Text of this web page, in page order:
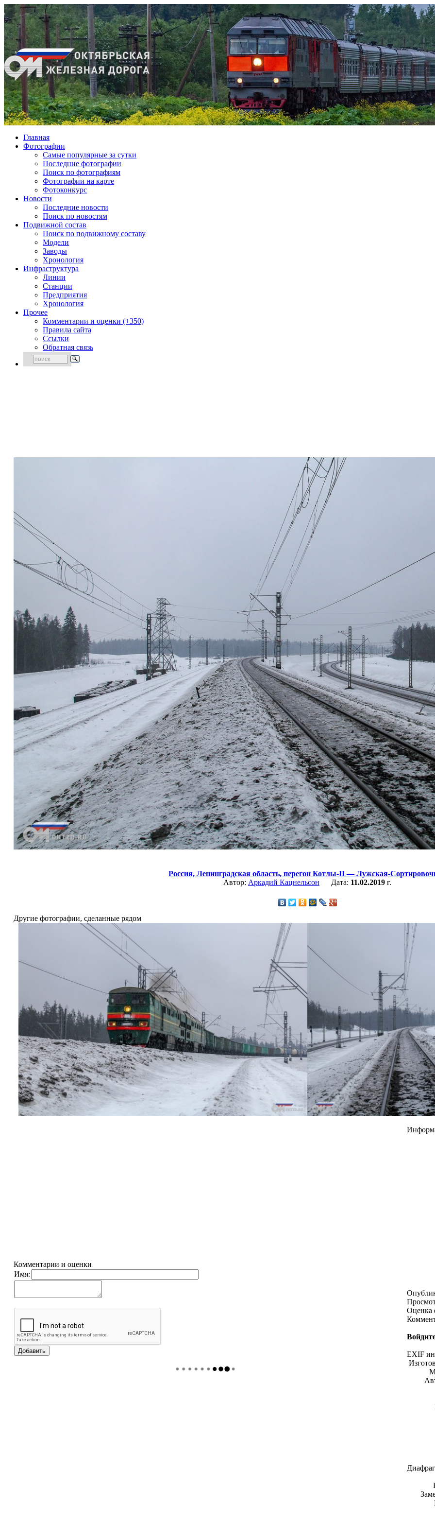
Главная
Фотографии
Cамые популярные за сутки
Последние фотографии
Поиск по фотографиям
Фотографии на карте
Фотоконкурс
Новости
Последние новости
Поиск по новостям
Подвижной состав
Поиск по подвижному составу
Модели
Заводы
Хронология
Инфраструктура
Линии
Станции
Предприятия
Хронология
Прочее
Комментарии и оценки (+350)
Правила сайта
Ссылки
Обратная связь
Россия, Ленинградская область, перегон Котлы-II — Лужская-
Автор: Аркадий Кацнельсон Дата: 11.02.2019 г.
Другие фотографии, сделанные рядом
Комментарии и оценки
Имя:
Оценка
EXIF